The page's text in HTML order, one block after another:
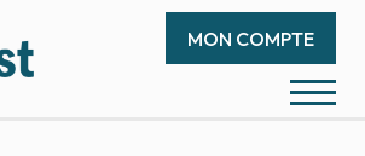
MON COMPTE